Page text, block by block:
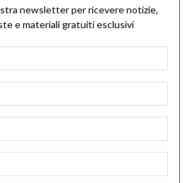
newsletter per ricevere notizie,
e materiali gratuiti esclusivi